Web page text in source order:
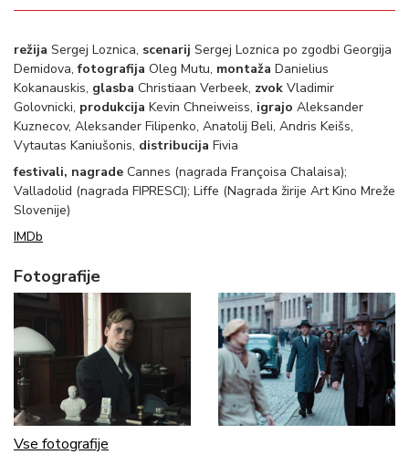
režija Sergej Loznica, scenarij Sergej Loznica po zgodbi Georgija
Demidova,fotografija Oleg Mutu, montaža Danielius
Kokanauskis, glasba Christiaan Verbeek, zvok Vladimir
Golovnicki, produkcija Kevin Chneiweiss, igrajo Aleksander
Kuznecov, Aleksander Filipenko, Anatolij Beli, Andris Keišs,
Vytautas Kaniušonis, distribucija Fivia
festivali, nagrade Cannes (nagrada Françoisa Chalaisa);
Valladolid (nagrada FIPRESCI); Liffe (Nagrada žirije Art Kino Mreže
Slovenije)
IMDb
Fotografije
Vse fotografije